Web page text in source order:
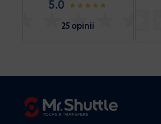
5.0
25 opinii